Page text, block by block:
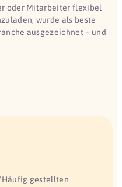
oder Mitarbeiter flexibel
wurde als beste
ausgezeichnet – und
gestellten